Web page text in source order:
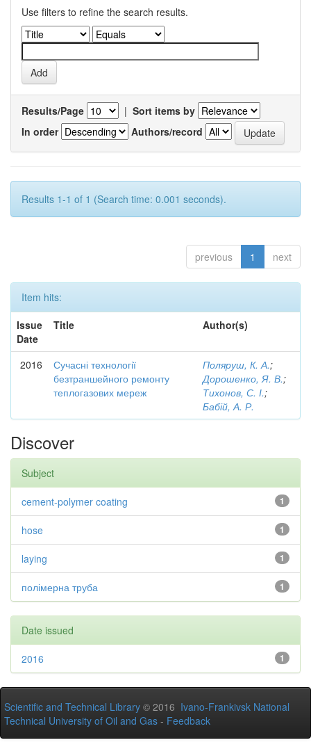
Use filters to refine the search results.
Results/Page | Sort items by
In order
Authors/record
Results 1-1 of 1 (Search time: 0.001 seconds).
previous 1 next
Item hits:
Issue
Date
Title Author(s)
2016
Сучасні технології
безтраншейного ремонту
теплогазових мереж
Поляруш, К. А.;
Дорошенко, Я. В.;
Тихонов, С. І.;
Бабій, А. Р.
Discover
Subject
1
cement-polymer coating
1
hose
1
laying
1
полімерна труба
Date issued
1
2016
Scientific and Technical Library © 2016 Ivano-Frankivsk National
Technical University of Oil and Gas - Feedback